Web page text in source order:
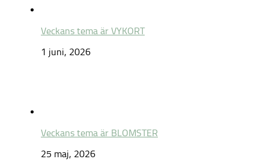
Veckans tema är VYKORT
1 juni, 2026
Veckans tema är BLOMSTER
25 maj, 2026